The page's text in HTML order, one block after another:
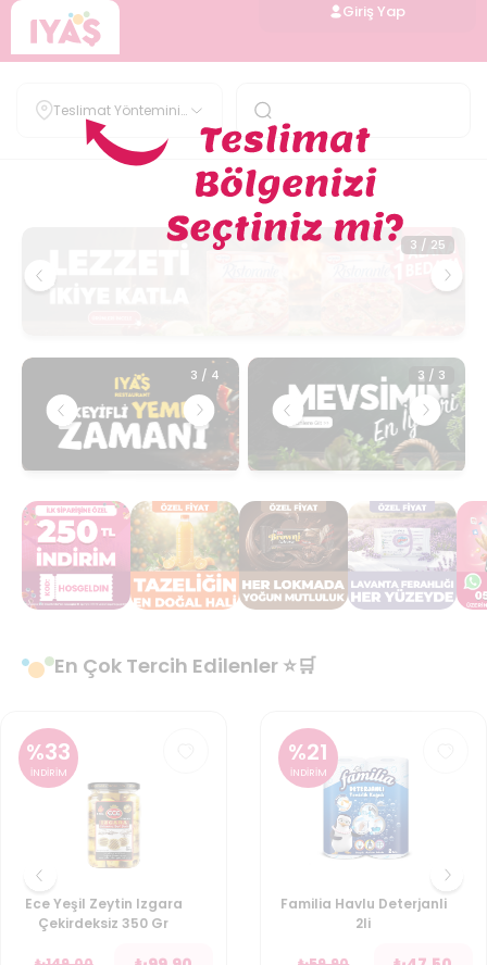
Giriş Yap
Teslimat Yöntemini
Belirle
3 / 25
3 / 4 3 / 3
En Çok Tercih Edilenler ⭐🛒
%33
İNDİRİM
Ece Yeşil Zeytin Izgara
Çekirdeksiz 350 Gr
%21
İNDİRİM
Familia Havlu Deterjanli
2li